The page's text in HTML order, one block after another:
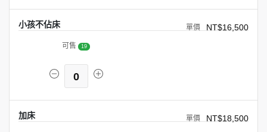
小孩不佔床 NT$16,500
可售 19
0
加床 NT$18,500